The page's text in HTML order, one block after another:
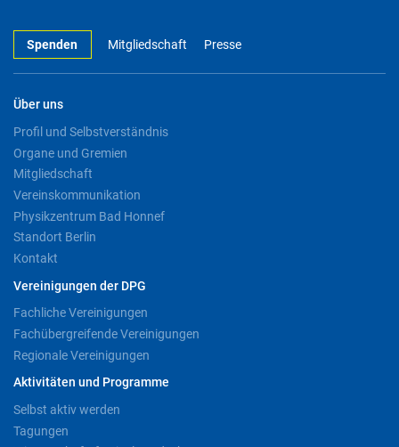
Spenden Mitgliedschaft Presse
Über uns
Profil und Selbstverständnis
Organe und Gremien
Mitgliedschaft
Vereinskommunikation
Physikzentrum Bad Honnef
Standort Berlin
Kontakt
Vereinigungen der DPG
Fachliche Vereinigungen
Fachübergreifende Vereinigungen
Regionale Vereinigungen
Aktivitäten und Programme
Selbst aktiv werden
Tagungen